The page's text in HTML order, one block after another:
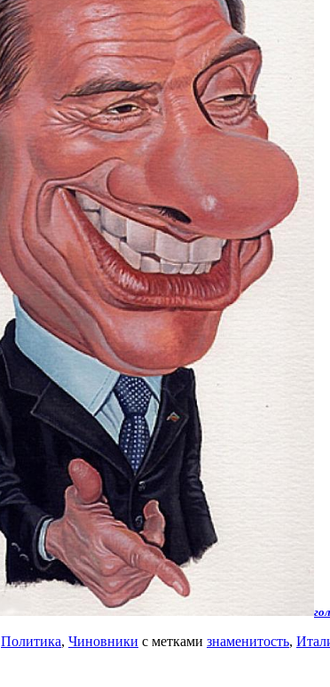
Политика, Чиновники с метками знаменитость,